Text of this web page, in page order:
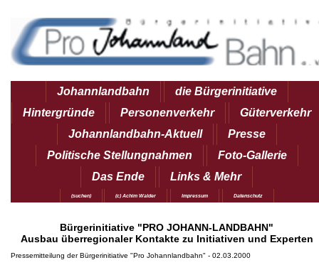
Johannlandbahn
die Bürgerinitiative
Hintergründe
Personenverkehr
Güterverkehr
Johannlandbahn-Aktuell
Presse
Politische Stellungnahmen
Foto-Gallerie
Das Ende
Links & Mehr
(suchen) (c) Achim Walder Impressum Datenschutz
Bürgerinitiative "PRO JOHANN-LANDBAHN"
Ausbau überregionaler Kontakte zu Initiativen und Experten
Pressemitteilung der Bürgerinitiative "Pro Johannlandbahn" - 02.03.2000